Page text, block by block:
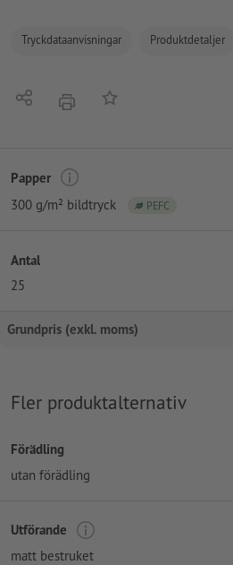
Tryckdataanvisningar Produktdetaljer
Dela erbjudandePå anteckningslistan
Papper
300 g/m² bildtryck
PEFC
Antal
25
Grundpris (exkl. moms)
Fler produktalternativ
Förädling
utan förädling
Utförande
matt bestruket